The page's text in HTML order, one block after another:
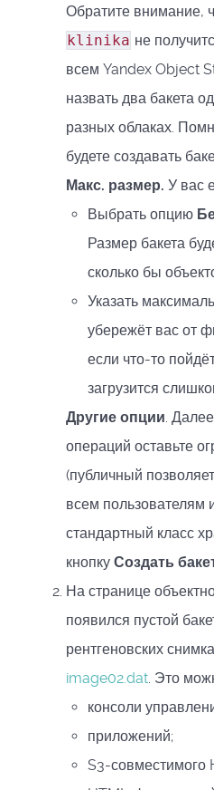
Обратите внимание,
klinika не
всем Yandex Object
назвать два бакета
разных облаках.
будете создавать
Макс. размер. У вас
Выбрать опцию
Размер бакета
сколько бы
Указать
убережёт вас от
если что-то
загрузится
Другие опции.
операций оставьте
(публичный
всем пользователям
стандартный класс
кнопку Создать
На странице
появился пустой
рентгеновских
image02.dat. Это
консоли
приложений;
S3-совместимого